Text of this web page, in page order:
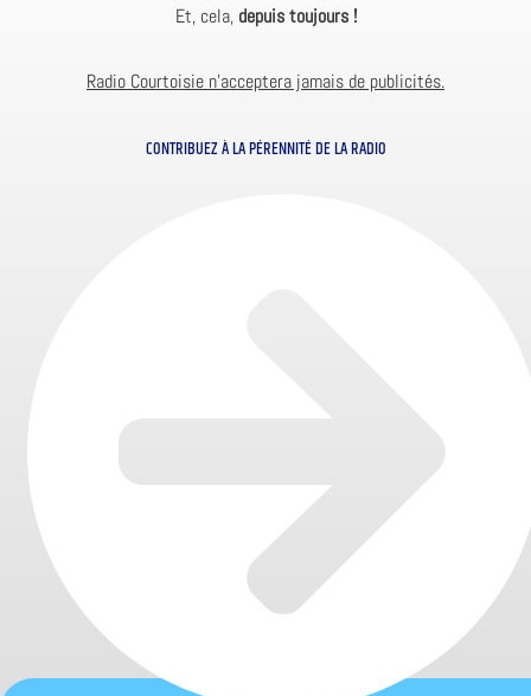
Et, cela, depuis toujours !
Radio Courtoisie n’acceptera jamais de publicités.
CONTRIBUEZ À LA PÉRENNITÉ DE LA RADIO